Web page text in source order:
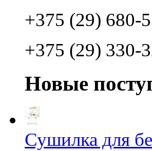
+375 (29) 680-
+375 (29) 330-
Новые
Сушилка для